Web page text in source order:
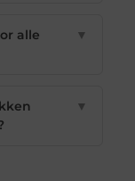
alle
▼
▼